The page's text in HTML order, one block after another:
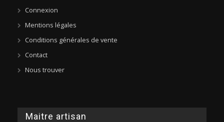
Connexion
Mentions légales
Conditions générales de vente
Contact
Nous trouver
Maitre artisan